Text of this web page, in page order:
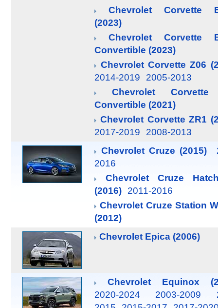
Chevrolet Corvette
(2023)
Chevrolet Corvette
Convertible (2023)
Chevrolet Corvette Z06
2014-2019
2005-2013
Chevrolet Corvette
Convertible (2021)
Chevrolet Corvette ZR1
2017-2019
2008-2013
Chevrolet Cruze (2015)
2016
Chevrolet Cruze
(2016)
2011-2016
Chevrolet Cruze Station
(2012)
Chevrolet Epica (2006)
Chevrolet Equinox
2020-2024
2003-2009